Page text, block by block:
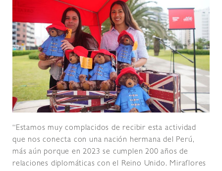
“Estamos muy complacidos de recibir esta actividad
que nos conecta con una nación hermana del Perú,
más aún porque en 2023 se cumplen 200 años de
relaciones diplomáticas con el Reino Unido. Miraflores